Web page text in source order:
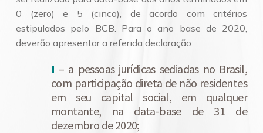
0 (zero) e 5 (cinco), de acordo com critérios
estipulados pelo BCB. Para o ano base de 2020,
deverão apresentar a referida declaração:
I – a pessoas jurídicas sediadas no Brasil,
com participação direta de não residentes
em seu capital social, em qualquer
montante, na data-base de 31 de
dezembro de 2020;